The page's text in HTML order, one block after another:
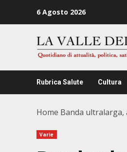
6 Agosto 2026
Rubrica Salute Cultura
Home Banda ultralarga,
Varie